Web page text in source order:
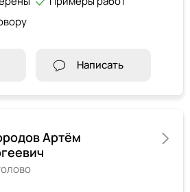
Написать
Артём